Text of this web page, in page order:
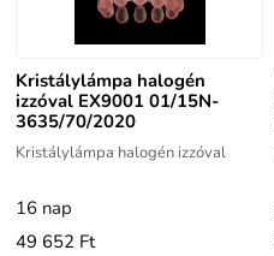
Kristálylámpa halogén
izzóval EX9001 01/15N-
3635/70/2020
Kristálylámpa halogén izzóval
16 nap
49 652 Ft